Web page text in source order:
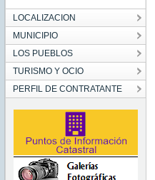
LOCALIZACION
MUNICIPIO
LOS PUEBLOS
TURISMO Y OCIO
PERFIL DE CONTRATANTE